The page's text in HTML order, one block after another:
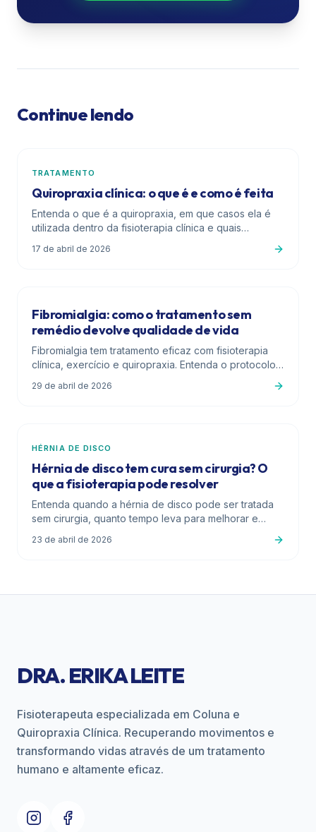
Continue lendo
TRATAMENTO
Quiropraxia clínica: o que é e como é feita
Entenda o que é a quiropraxia, em que casos ela é
utilizada dentro da fisioterapia clínica e quais
17 de abril de 2026
Fibromialgia: como o tratamento sem
remédio devolve qualidade de vida
Fibromialgia tem tratamento eficaz com fisioterapia
clínica, exercício e quiropraxia. Entenda o protocolo
sem depender só de medicação.
29 de abril de 2026
HÉRNIA DE DISCO
Hérnia de disco tem cura sem cirurgia? O
que a fisioterapia pode resolver
Entenda quando a hérnia de disco pode ser tratada
sem cirurgia, quanto tempo leva para melhorar e
completo.
23 de abril de 2026
DRA. ERIKA LEITE
Fisioterapeuta especializada em Coluna e
Quiropraxia Clínica. Recuperando movimentos e
transformando vidas através de um tratamento
humano e altamente eficaz.